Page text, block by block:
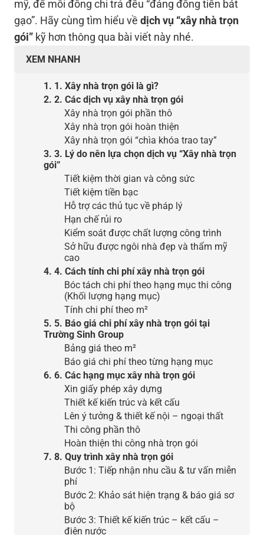
mỹ, để mỗi đồng chi trả đều “đáng đồng tiền bát
gạo”. Hãy cùng tìm hiểu về dịch vụ “xây nhà trọn
gói” kỹ hơn thông qua bài viết này nhé.
XEM NHANH
1. 1. Xây nhà trọn gói là gì?
2. 2. Các dịch vụ xây nhà trọn gói
Xây nhà trọn gói phần thô
Xây nhà trọn gói hoàn thiện
Xây nhà trọn gói “chìa khóa trao tay”
3. 3. Lý do nên lựa chọn dịch vụ “Xây nhà trọn
gói”
Tiết kiệm thời gian và công sức
Tiết kiệm tiền bạc
Hỗ trợ các thủ tục về pháp lý
Hạn chế rủi ro
Kiểm soát được chất lượng công trình
Sở hữu được ngôi nhà đẹp và thẩm mỹ
cao
4. 4. Cách tính chi phí xây nhà trọn gói
Bóc tách chi phí theo hạng mục thi công
(Khối lượng hạng mục)
Tính chi phí theo m²
5. 5. Báo giá chi phí xây nhà trọn gói tại
Trường Sinh Group
Bảng giá theo m²
Báo giá chi phí theo từng hạng mục
6. 6. Các hạng mục xây nhà trọn gói
Xin giấy phép xây dựng
Thiết kế kiến trúc và kết cấu
Lên ý tưởng & thiết kế nội – ngoại thất
Thi công phần thô
Hoàn thiện thi công nhà trọn gói
7. 8. Quy trình xây nhà trọn gói
Bước 1: Tiếp nhận nhu cầu & tư vấn miễn
phí
Bước 2: Khảo sát hiện trạng & báo giá sơ
bộ
Bước 3: Thiết kế kiến trúc – kết cấu –
điện nước